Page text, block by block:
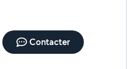
Contacter